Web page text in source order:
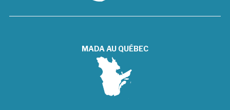
MADA AU QUÉBEC